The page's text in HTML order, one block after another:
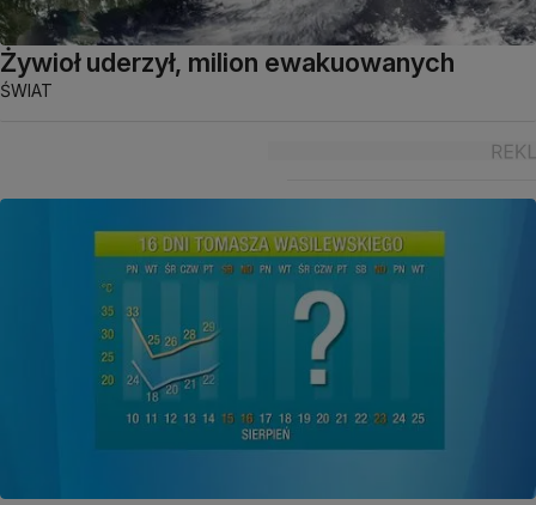
Żywioł uderzył, milion ewakuowanych
ŚWIAT